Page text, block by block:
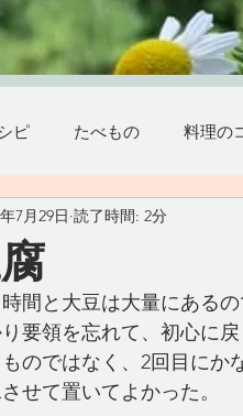
ピ たべもの 料理の
理 おうちごはん
汁物 アメリカ
ース 和食 リサイクル
7月29日 読了時間: 2分
間と大豆は大量にある
要領を忘れて、初心に
のではなく、2回目にか
せて置いてよかった。